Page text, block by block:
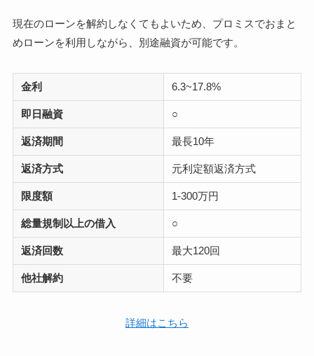
現在のローンを解約しなくてもよいため、プロミスでおまと
めローンを利用しながら、別途融資が可能です。
金利 6.3~17.8%
即日融資 ○
返済期間 最長10年
返済方式 元利定額返済方式
限度額 1-300万円
総量規制以上の借入 ○
返済回数 最大120回
他社解約 不要
詳細はこちら